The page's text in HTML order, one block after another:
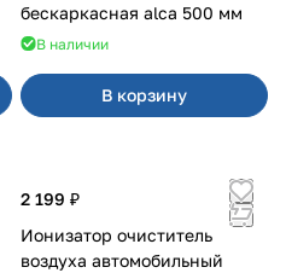
бескаркасная alca 500 мм
В наличии
В корзину
2 199 ₽
Ионизатор очиститель
воздуха автомобильный